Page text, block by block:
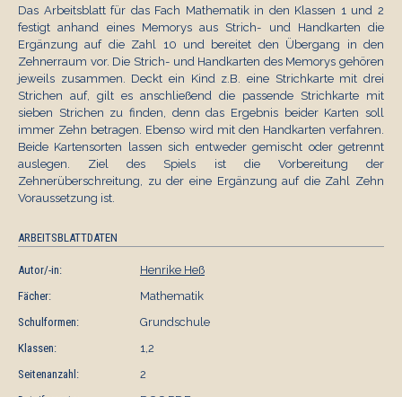
Das Arbeitsblatt für das Fach Mathematik in den Klassen 1 und 2
festigt anhand eines Memorys aus Strich- und Handkarten die
Ergänzung auf die Zahl 10 und bereitet den Übergang in den
Zehnerraum vor. Die Strich- und Handkarten des Memorys gehören
jeweils zusammen. Deckt ein Kind z.B. eine Strichkarte mit drei
Strichen auf, gilt es anschließend die passende Strichkarte mit
sieben Strichen zu finden, denn das Ergebnis beider Karten soll
immer Zehn betragen. Ebenso wird mit den Handkarten verfahren.
Beide Kartensorten lassen sich entweder gemischt oder getrennt
auslegen. Ziel des Spiels ist die Vorbereitung der
Zehnerüberschreitung, zu der eine Ergänzung auf die Zahl Zehn
Voraussetzung ist.
ARBEITSBLATTDATEN
Autor/-in:
Henrike Heß
Fächer:
Mathematik
Schulformen:
Grundschule
Klassen:
1,2
Seitenanzahl:
2